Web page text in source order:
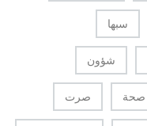
سبها
شؤون
صحة صرت